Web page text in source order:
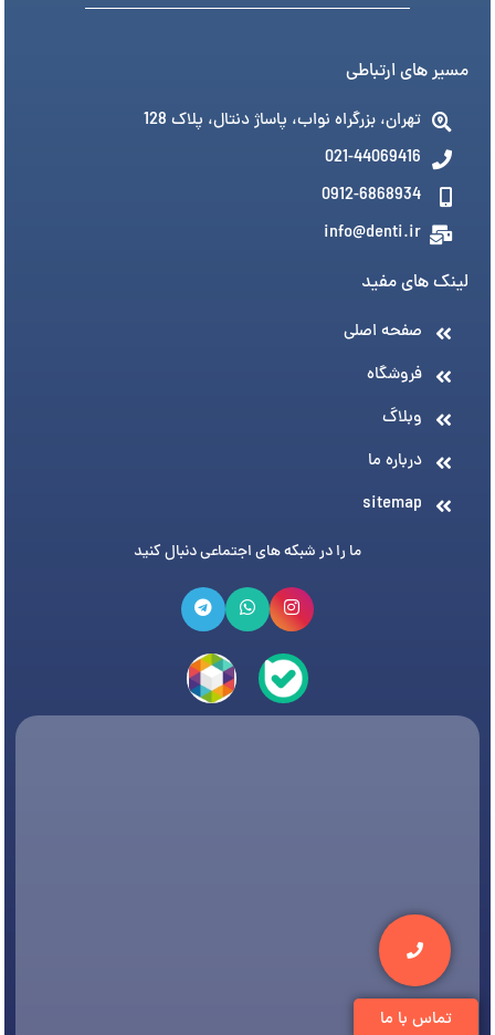
تماس با ما
مسیر های ارتباطی
تهران، بزرگراه نواب، پاساژ دنتال، پلاک 128
021-44069416
0912-6868934
info@denti.ir
لینک های مفید
صفحه اصلی
فروشگاه
وبلاگ
درباره ما
sitemap
ما را در شبکه های اجتماعی دنبال کنید